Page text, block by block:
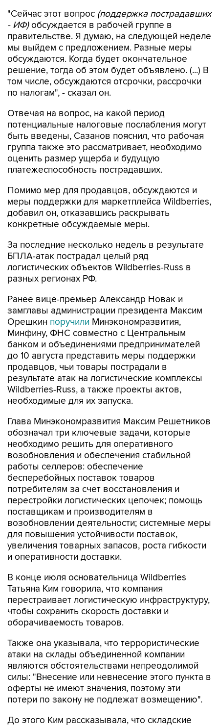
"Сейчас этот вопрос (поддержка пострадавших
- ИФ)обсуждается в рабочей группе в
правительстве. Я думаю, на следующей неделе
мы выйдем с предложением. Разные меры
обсуждаются. Когда будет окончательное
решение, тогда об этом будет объявлено. (...) В
том числе, обсуждаются отсрочки, рассрочки
по налогам", - сказал он.
Отвечая на вопрос, на какой период
потенциальные налоговые послабления могут
быть введены, Сазанов пояснил, что рабочая
группа также это рассматривает, необходимо
оценить размер ущерба и будущую
платежеспособность пострадавших.
Помимо мер для продавцов, обсуждаются и
меры поддержки для маркетплейса Wildberries,
добавил он, отказавшись раскрывать
конкретные обсуждаемые меры.
За последние несколько недель в результате
БПЛА-атак пострадал целый ряд
логистических объектов Wildberries-Russ в
разных регионах РФ.
Ранее вице-премьер Александр Новак и
замглавы администрации президента Максим
Орешкин поручили Минэкономразвития,
Минфину, ФНС совместно с Центральным
банком и объединениями предпринимателей
до 10 августа представить меры поддержки
продавцов, чьи товары пострадали в
результате атак на логистические комплексы
Wildberries-Russ, а также проекты актов,
необходимые для их запуска.
Глава Минэкономразвития Максим Решетников
обозначал три ключевые задачи, которые
необходимо решить для оперативного
возобновления и обеспечения стабильной
работы селлеров: обеспечение
бесперебойных поставок товаров
потребителям за счет восстановления и
перестройки логистических цепочек; помощь
поставщикам и производителям в
возобновлении деятельности; системные меры
для повышения устойчивости поставок,
увеличения товарных запасов, роста гибкости
и оперативности доставки.
В конце июля основательница Wildberries
Татьяна Ким говорила, что компания
перестраивает логистическую инфраструктуру,
чтобы сохранить скорость доставки и
оборачиваемость товаров.
Также она указывала, что террористические
атаки на склады объединенной компании
являются обстоятельствами непреодолимой
силы: "Внесение или невнесение этого пункта в
оферты не имеют значения, поэтому эти
потери по закону не подлежат возмещению".
До этого Ким рассказывала, что складские